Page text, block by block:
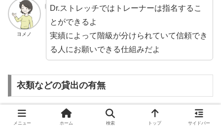
ヨメノ
Dr.ストレッチではトレーナーは指名するこ
とができるよ
実績によって階級が分けられていて信頼でき
る人にお願いできる仕組みだよ
衣類などの貸出の有無
ストレッチ専門店では、適切な衣類や道具を使用すること
メニュー ホーム 検索 トップ サイドバー